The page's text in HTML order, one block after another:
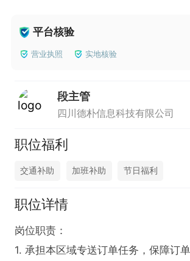
平台核验
营业执照 实地核验
段主管
四川德朴信息科技有限公司
职位福利
交通补助 加班补助 节日福利
职位详情
岗位职责：
1. 承担本区域专送订单任务，保障订